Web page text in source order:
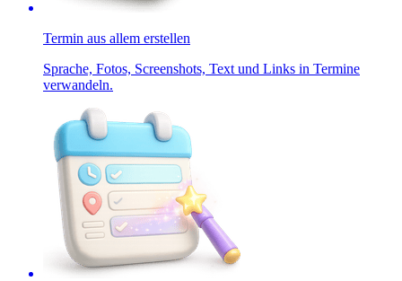
Termin aus allem erstellen
Sprache, Fotos, Screenshots, Text und Links in Termine
verwandeln.